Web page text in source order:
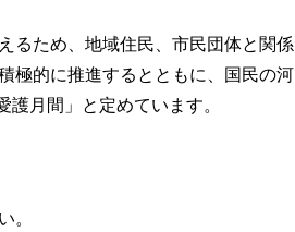
るため、地域住民、市民団体と関係
極的に推進するとともに、国民の河
月間」と定めています。
。